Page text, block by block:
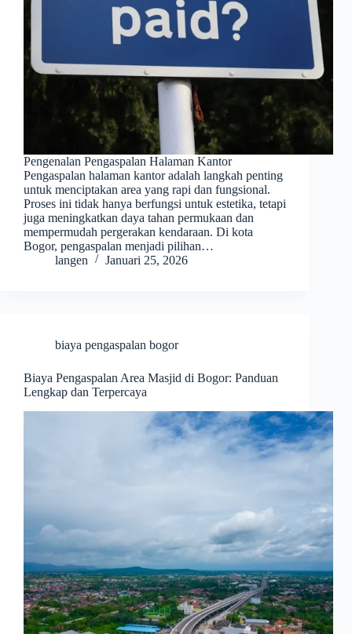
Pengenalan Pengaspalan Halaman Kantor
Pengaspalan halaman kantor adalah langkah penting
untuk menciptakan area yang rapi dan fungsional.
Proses ini tidak hanya berfungsi untuk estetika, tetapi
juga meningkatkan daya tahan permukaan dan
mempermudah pergerakan kendaraan. Di kota
Bogor, pengaspalan menjadi pilihan…
langen
Januari 25, 2026
biaya pengaspalan bogor
Biaya Pengaspalan Area Masjid di Bogor: Panduan
Lengkap dan Terpercaya